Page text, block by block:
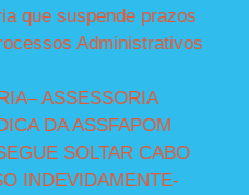
que suspende prazos
Administrativos
ASSESSORIA
DA ASSFAPOM
SOLTAR CABO
INDEVIDAMENTE-